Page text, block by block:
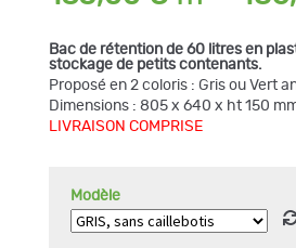
Bac de rétention de 60 litres en
stockage de petits contenants.
Proposé en 2 coloris : Gris ou Vert
Dimensions : 805 x 640 x ht 150
LIVRAISON COMPRISE
Modèle